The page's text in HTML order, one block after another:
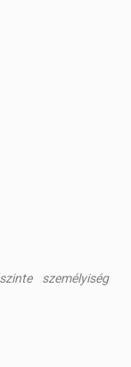
személyiség